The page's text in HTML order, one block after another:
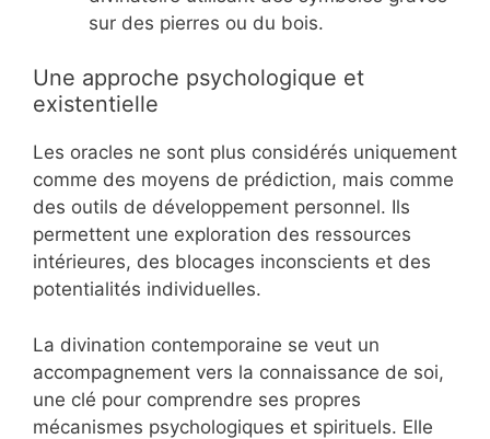
sur des pierres ou du bois.
Une approche psychologique et
existentielle
Les oracles ne sont plus considérés uniquement
comme des moyens de prédiction, mais comme
des outils de développement personnel. Ils
permettent une exploration des ressources
intérieures, des blocages inconscients et des
potentialités individuelles.
La divination contemporaine se veut un
accompagnement vers la connaissance de soi,
une clé pour comprendre ses propres
mécanismes psychologiques et spirituels. Elle